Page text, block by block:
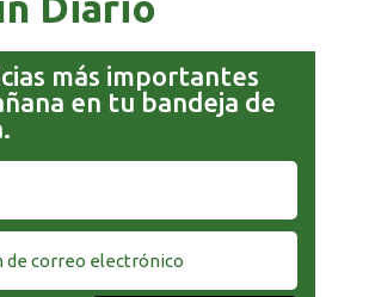
más importantes
en tu bandeja de